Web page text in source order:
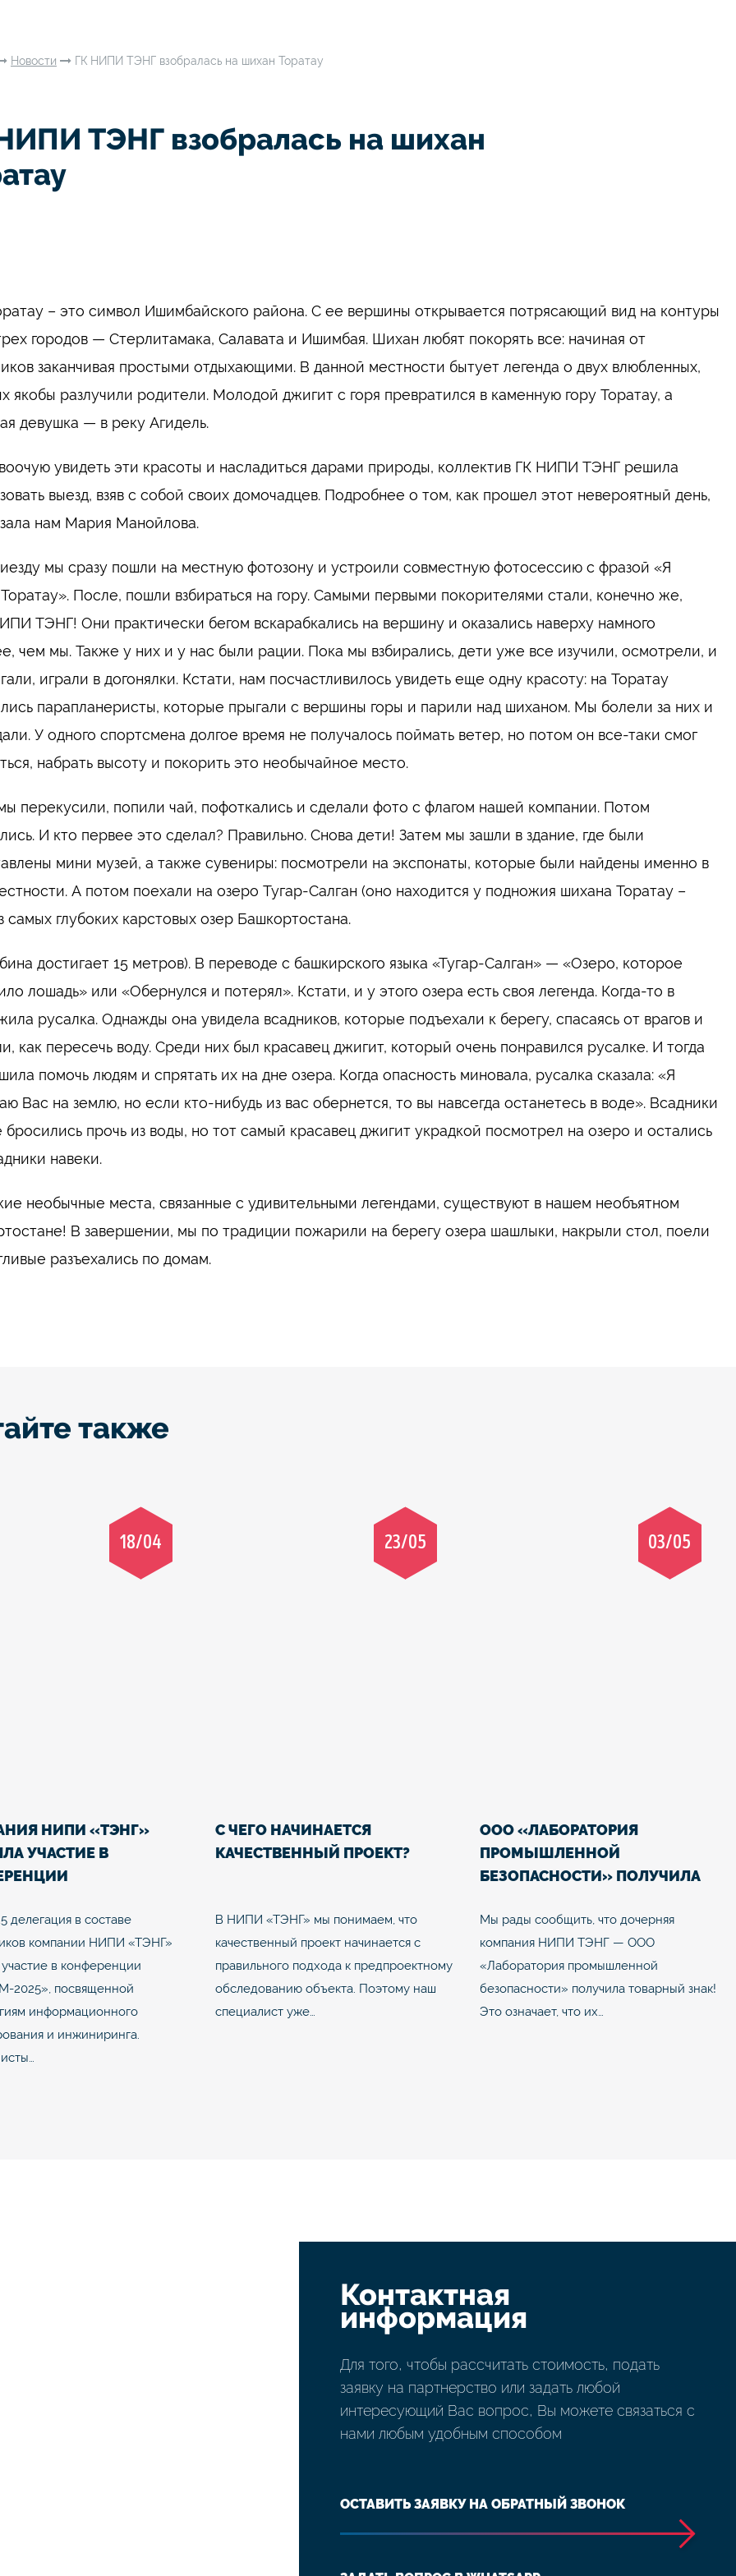
Новости ГК НИПИ ТЭНГ взобралась на шихан Торатау
ТЭНГ взобралась на шихан
– это символ Ишимбайского района. С ее вершины открывается потрясающий вид на контуры
городов — Стерлитамака, Салавата и Ишимбая. Шихан любят покорять все: начиная от
заканчивая простыми отдыхающими. В данной местности бытует легенда о двух влюбленных,
якобы разлучили родители. Молодой джигит с горя превратился в каменную гору Торатау, а
девушка — в реку Агидель.
увидеть эти красоты и насладиться дарами природы, коллектив ГК НИПИ ТЭНГ решила
выезд, взяв с собой своих домочадцев. Подробнее о том, как прошел этот невероятный день,
нам Мария Манойлова.
мы сразу пошли на местную фотозону и устроили совместную фотосессию с фразой «Я
После, пошли взбираться на гору. Самыми первыми покорителями стали, конечно же,
ТЭНГ! Они практически бегом вскарабкались на вершину и оказались наверху намного
чем мы. Также у них и у нас были рации. Пока мы взбирались, дети уже все изучили, осмотрели, и
играли в догонялки. Кстати, нам посчастливилось увидеть еще одну красоту: на Торатау
парапланеристы, которые прыгали с вершины горы и парили над шиханом. Мы болели за них и
У одного спортсмена долгое время не получалось поймать ветер, но потом он все-таки смог
набрать высоту и покорить это необычайное место.
перекусили, попили чай, пофоткались и сделали фото с флагом нашей компании. Потом
И кто первее это сделал? Правильно. Снова дети! Затем мы зашли в здание, где были
мини музей, а также сувениры: посмотрели на экспонаты, которые были найдены именно в
А потом поехали на озеро Тугар-Салган (оно находится у подножия шихана Торатау –
самых глубоких карстовых озер Башкортостана.
достигает 15 метров). В переводе с башкирского языка «Тугар-Салган» — «Озеро, которое
лошадь» или «Обернулся и потерял». Кстати, и у этого озера есть своя легенда. Когда-то в
русалка. Однажды она увидела всадников, которые подъехали к берегу, спасаясь от врагов и
как пересечь воду. Среди них был красавец джигит, который очень понравился русалке. И тогда
помочь людям и спрятать их на дне озера. Когда опасность миновала, русалка сказала: «Я
Вас на землю, но если кто-нибудь из вас обернется, то вы навсегда останетесь в воде». Всадники
бросились прочь из воды, но тот самый красавец джигит украдкой посмотрел на озеро и остались
навеки.
необычные места, связанные с удивительными легендами, существуют в нашем необъятном
В завершении, мы по традиции пожарили на берегу озера шашлыки, накрыли стол, поели
разъехались по домам.
также
18/04
НИПИ «ТЭНГ»
УЧАСТИЕ В
делегация в составе
компании НИПИ «ТЭНГ»
в конференции
2025», посвященной
информационного
и инжиниринга.
23/05
С ЧЕГО НАЧИНАЕТСЯ
КАЧЕСТВЕННЫЙ ПРОЕКТ?
В НИПИ «ТЭНГ» мы понимаем, что
качественный проект начинается с
правильного подхода к предпроектному
обследованию объекта. Поэтому наш
специалист уже…
03/05
ООО «ЛАБОРАТОРИЯ
ПРОМЫШЛЕННОЙ
БЕЗОПАСНОСТИ» ПОЛУЧИЛА
Мы рады сообщить, что дочерняя
компания НИПИ ТЭНГ — ООО
«Лаборатория промышленной
безопасности» получила товарный знак!
Это означает, что их…
Контактная
информация
Для того, чтобы рассчитать стоимость, подать
заявку на партнерство или задать любой
интересующий Вас вопрос, Вы можете связаться с
нами любым удобным способом
ОСТАВИТЬ ЗАЯВКУ НА ОБРАТНЫЙ ЗВОНОК